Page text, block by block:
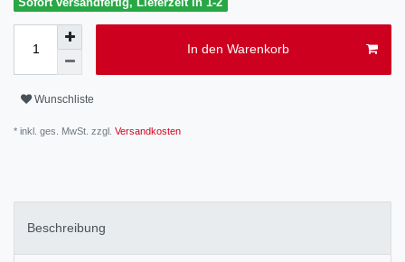
In den Warenkorb
Wunschliste
* inkl. ges. MwSt. zzgl. Versandkosten
Beschreibung